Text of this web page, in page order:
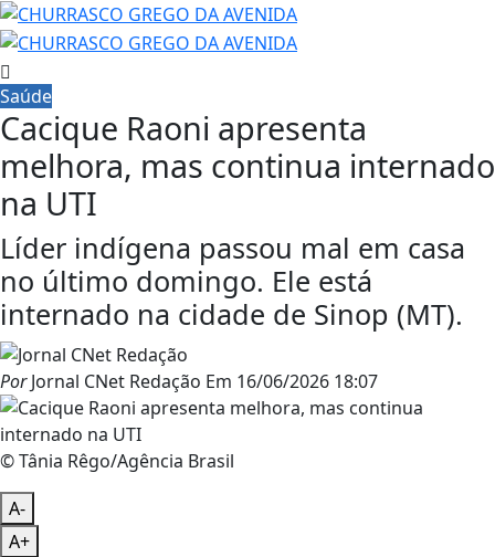
Saúde
Cacique Raoni apresenta
melhora, mas continua internado
na UTI
Líder indígena passou mal em casa
no último domingo. Ele está
internado na cidade de Sinop (MT).
PorJornal CNet Redação Em 16/06/2026 18:07
© Tânia Rêgo/Agência Brasil
A-
A+